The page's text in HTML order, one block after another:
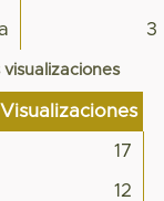
3
Visualizaciones
17
12